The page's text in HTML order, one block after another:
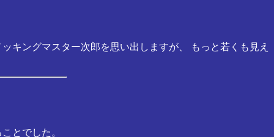
キングマスター次郎を思い出しますが、 もっと若くも見え
とでした。